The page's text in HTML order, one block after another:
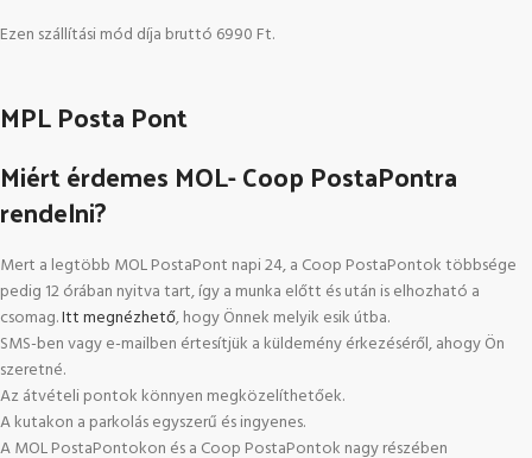
Ezen szállítási mód díja bruttó 6990 Ft.
MPL Posta Pont
Miért érdemes MOL- Coop PostaPontra
rendelni?
Mert a legtöbb MOL PostaPont napi 24, a Coop PostaPontok többsége
pedig 12 órában nyitva tart, így a munka előtt és után is elhozható a
csomag.Itt megnézhető, hogy Önnek melyik esik útba.
SMS-ben vagy e-mailben értesítjük a küldemény érkezéséről, ahogy Ön
szeretné.
Az átvételi pontok könnyen megközelíthetőek.
A kutakon a parkolás egyszerű és ingyenes.
A MOL PostaPontokon és a Coop PostaPontok nagy részében